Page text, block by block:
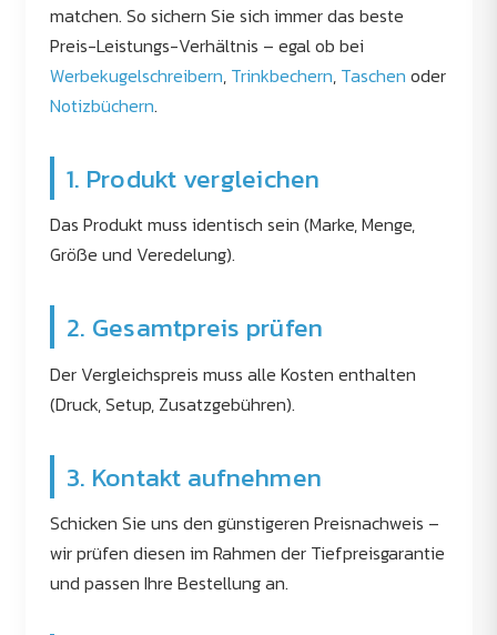
matchen. So sichern Sie sich immer das beste
Preis-Leistungs-Verhältnis – egal ob bei
Werbekugelschreibern, Trinkbechern, Taschen oder
Notizbüchern.
1. Produkt vergleichen
Das Produkt muss identisch sein (Marke, Menge,
Größe und Veredelung).
2. Gesamtpreis prüfen
Der Vergleichspreis muss alle Kosten enthalten
(Druck, Setup, Zusatzgebühren).
3. Kontakt aufnehmen
Schicken Sie uns den günstigeren Preisnachweis –
wir prüfen diesen im Rahmen der Tiefpreisgarantie
und passen Ihre Bestellung an.